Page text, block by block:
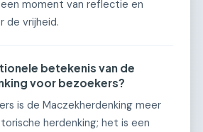
moment van reflectie en
de vrijheid.
betekenis van de
voor bezoekers?
is de Maczekherdenking meer
herdenking; het is een